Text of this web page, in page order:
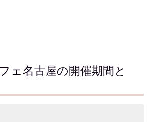
ェ名古屋の開催期間と